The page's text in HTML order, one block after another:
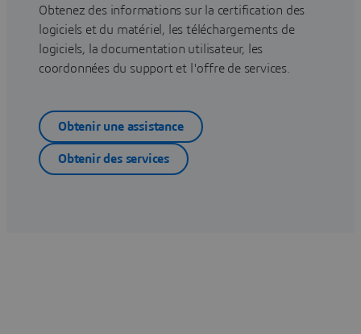
Obtenez des informations sur la certification des
logiciels et du matériel, les téléchargements de
logiciels, la documentation utilisateur, les
coordonnées du support et l'offre de services.
Obtenir une assistance
Obtenir des services